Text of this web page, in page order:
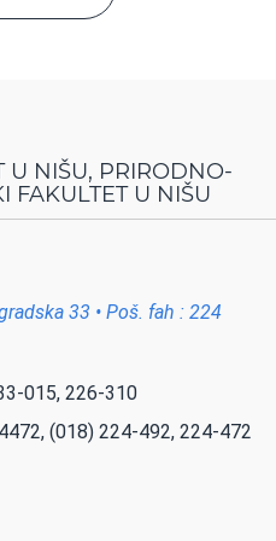
U NIŠU, PRIRODNO-
FAKULTET U NIŠU
33 • Poš. fah : 224
015, 226-310
(018) 224-492, 224-472